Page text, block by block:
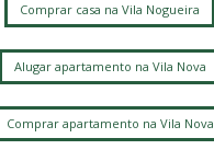
Comprar casa na Vila Nogueira
Alugar apartamento na Vila Nova
Comprar apartamento na Vila Nova